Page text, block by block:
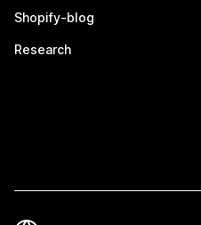
Shopify-blog
Research